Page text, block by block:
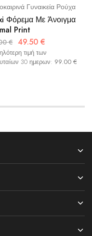
Γυναικεία Ρούχα
Φόρεμα Με Άνοιγμα
Print
€ 49.50 €
τιμή των
30 ημερων: 99.00 €